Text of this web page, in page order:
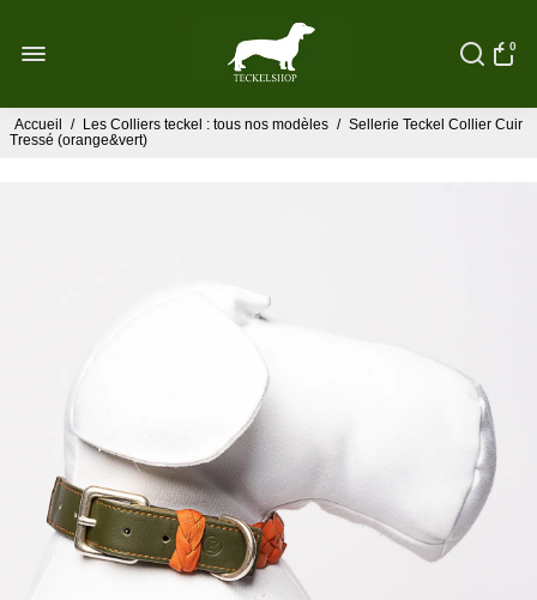
0
Accueil / Les Colliers teckel : tous nos modèles / Sellerie Teckel Collier Cuir
Tressé (orange&vert)